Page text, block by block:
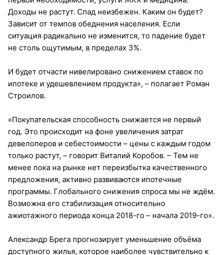
Доходы не растут. Спад неизбежен. Каким он будет?
Зависит от темпов обеднения населения. Если
ситуация радикально не изменится, то падение будет
не столь ощутимым, в пределах 3%.
И будет отчасти нивелировано снижением ставок по
ипотеке и удешевлением продукта», – полагает Роман
Строилов.
«Покупательская способность снижается не первый
год. Это происходит на фоне увеличения затрат
девелоперов и себестоимости – цены с каждым годом
только растут, – говорит Виталий Коробов. – Тем не
менее пока на рынке нет переизбытка качественного
предложения, активно развиваются ипотечные
программы. Глобального снижения спроса мы не ждём.
Возможна его стабилизация относительно
ажиотажного периода конца 2018-го – начала 2019-го».
Александр Брега прогнозирует уменьшение объёма
доступного жилья, которое наиболее чувствительно к